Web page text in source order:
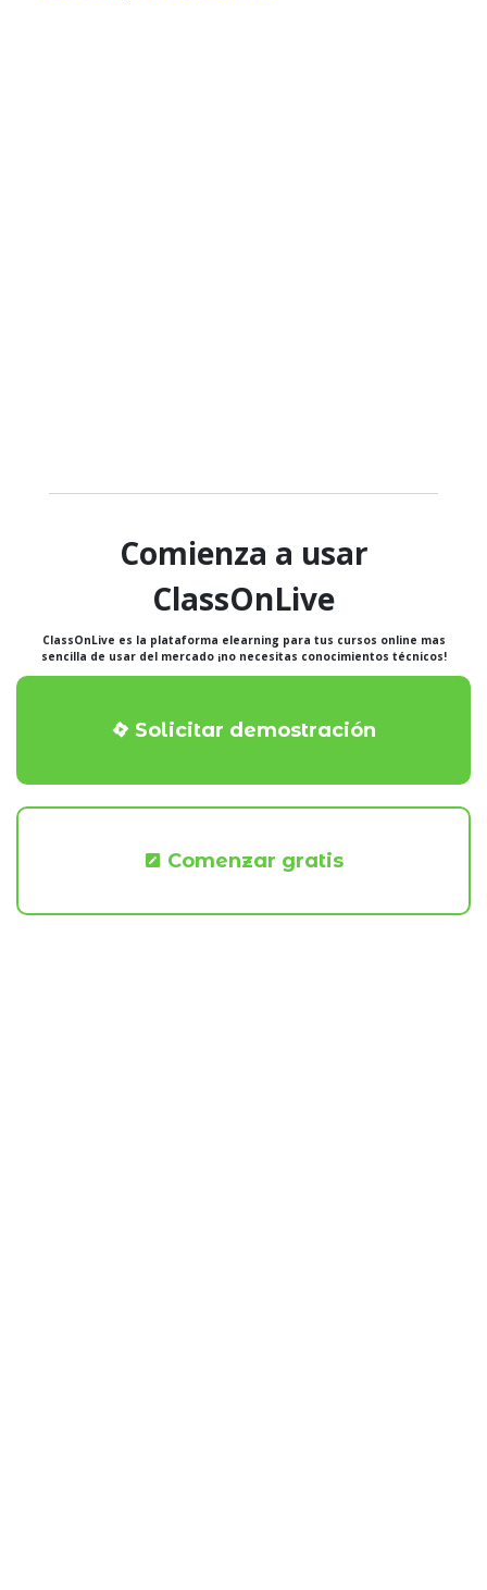
Comienza a usar
ClassOnLive
ClassOnLive es la plataforma elearning para tus cursos online mas
sencilla de usar del mercado ¡no necesitas conocimientos técnicos!
Solicitar demostración
Comenzar gratis